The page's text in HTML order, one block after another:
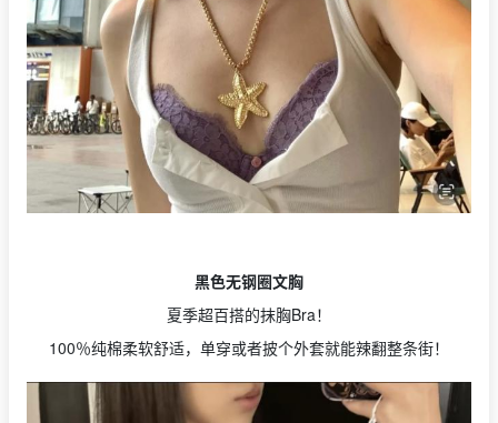
黑色无钢圈文胸
夏季超百搭的抹胸Bra！
100％纯棉柔软舒适，单穿或者披个外套就能辣翻整条街！